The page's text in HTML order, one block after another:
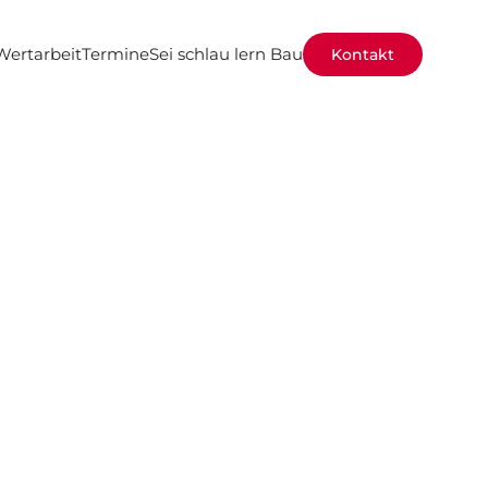
TermineSei schlau lern Bau Kontakt